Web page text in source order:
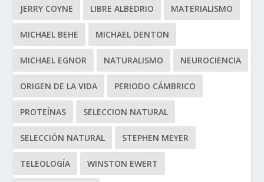
JERRY COYNE LIBRE ALBEDRIO MATERIALISMO
MICHAEL BEHE MICHAEL DENTON
MICHAEL EGNOR NATURALISMO NEUROCIENCIA
ORIGEN DE LA VIDA PERIODO CÁMBRICO
PROTEÍNAS SELECCION NATURAL
SELECCIÓN NATURAL STEPHEN MEYER
TELEOLOGÍA WINSTON EWERT